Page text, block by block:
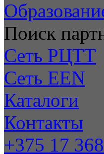
Поиск
Сеть РЦТТ
Сеть EEN
Каталоги
Контакты
+375 17